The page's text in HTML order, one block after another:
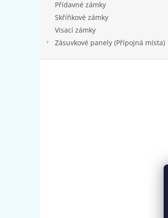
Přídavné zámky
Skříňkové zámky
Visací zámky
Zásuvkové panely (Přípojná místa)